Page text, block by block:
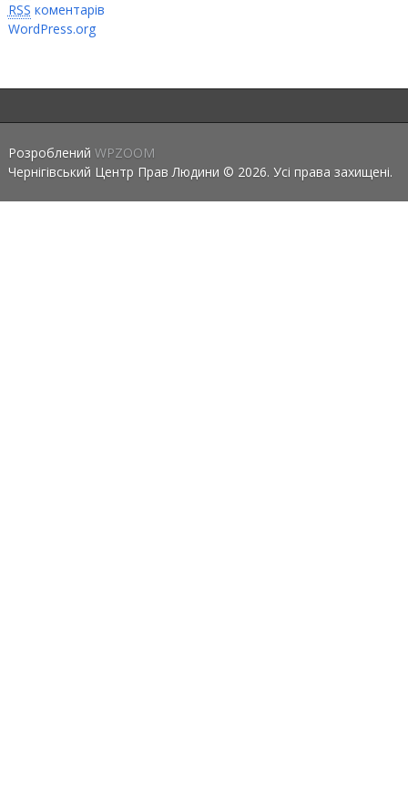
RSS коментарів
WordPress.org
Розроблений WPZOOM
Чернігівський Центр Прав Людини © 2026. Усі права захищені.